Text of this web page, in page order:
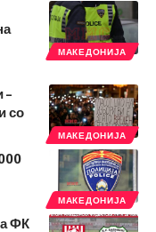
МАКЕДОНИЈА
МАКЕДОНИЈА
–
со
МАКЕДОНИЈА
ФК